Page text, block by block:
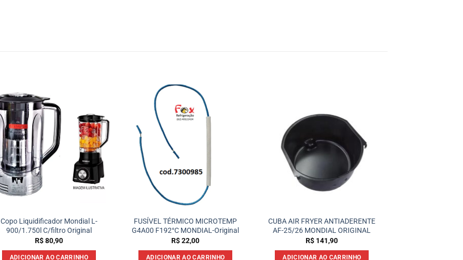
Copo Liquidificador Mondial L-
900/1.750l C/filtro Original
R$80,90
ADICIONAR AO CARRINHO
FUSÍVEL TÉRMICO MICROTEMP
G4A00 F192°C MONDIAL-Original
R$22,00
ADICIONAR AO CARRINHO
CUBA AIR FRYER ANTIADERENTE
AF-25/26 MONDIAL ORIGINAL
R$ 141,90
ADICIONAR AO CARRINHO